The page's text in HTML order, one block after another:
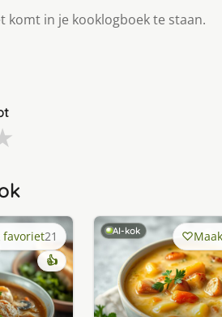
komt in je kooklogboek te staan.
favoriet21
👍
AI-kok